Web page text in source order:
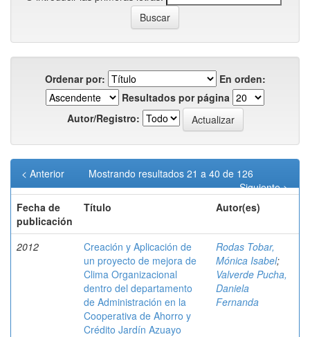
Ordenar por:
En orden:
Resultados por página
Autor/Registro:
Mostrando resultados 21 a 40 de 126
< Anterior
Siguiente >
Fecha de
publicación
Título Autor(es)
2012
Creación y Aplicación de
un proyecto de mejora de
Clima Organizacional
dentro del departamento
de Administración en la
Cooperativa de Ahorro y
Crédito Jardín Azuayo
Rodas Tobar,
Mónica Isabel;
Valverde Pucha,
Daniela
Fernanda